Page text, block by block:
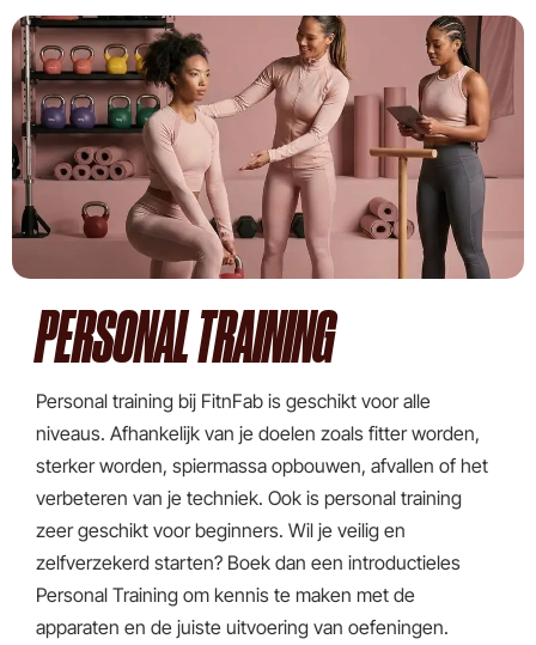
PERSONAL TRAINING
Personal training bij FitnFab is geschikt voor alle
niveaus. Afhankelijk van je doelen zoals fitter worden,
sterker worden, spiermassa opbouwen, afvallen of het
verbeteren van je techniek. Ook is personal training
zeer geschikt voor beginners. Wil je veilig en
zelfverzekerd starten? Boek dan een introductieles
Personal Training om kennis te maken met de
apparaten en de juiste uitvoering van oefeningen.